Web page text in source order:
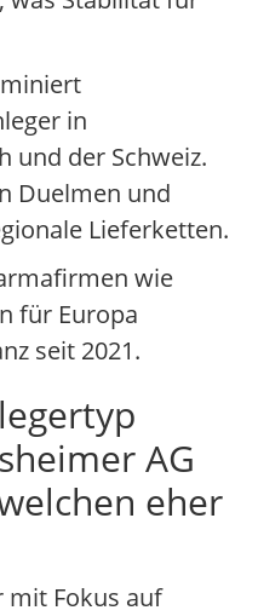
in
und der Schweiz.
Duelmen und
Lieferketten.
wie
für Europa
seit 2021.
AG
eher
Fokus auf